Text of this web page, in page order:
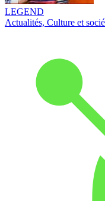
LEGEND
Actualités, Culture et